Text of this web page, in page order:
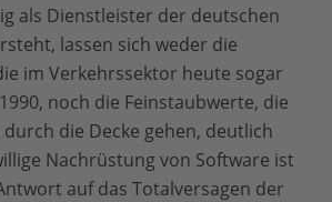
als Dienstleister der deutschen
lassen sich weder die
im Verkehrssektor heute sogar
noch die Feinstaubwerte, die
die Decke gehen, deutlich
Nachrüstung von Software ist
auf das Totalversagen der